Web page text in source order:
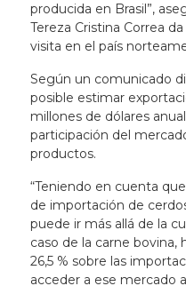
producida en Brasil”,
Tereza Cristina Correa
visita en el país
Según un comunicado
posible estimar
millones de dólares
participación del
productos.
“Teniendo en cuenta
de importación de
puede ir más allá de la
caso de la carne bovina,
26,5 % sobre las
acceder a ese mercado